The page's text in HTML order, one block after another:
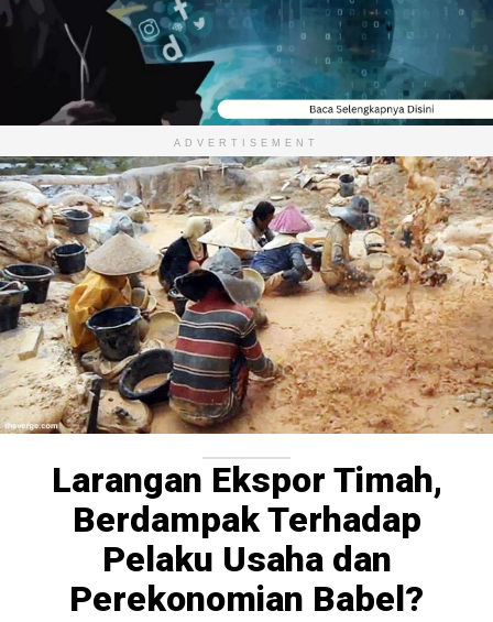
ADVERTISEMENT
Larangan Ekspor Timah,
Berdampak Terhadap
Pelaku Usaha dan
Perekonomian Babel?